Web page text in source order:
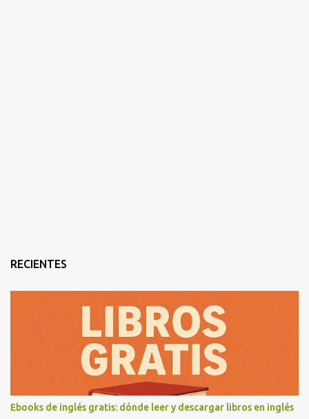
RECIENTES
Ebooks de inglés gratis: dónde leer y descargar libros en inglés